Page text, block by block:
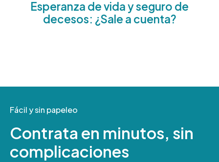
Esperanza de vida y seguro de
decesos: ¿Sale a cuenta?
Fácil y sin papeleo
Contrata en minutos, sin
complicaciones